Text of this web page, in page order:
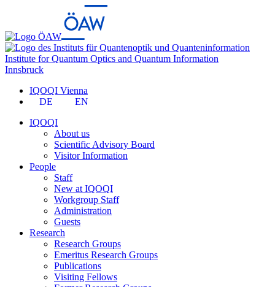
Institute for Quantum Optics and Quantum Information
Innsbruck
IQOQI Vienna
DE
EN
IQOQI
About us
Scientific Advisory Board
Visitor Information
People
Staff
New at IQOQI
Workgroup Staff
Administration
Guests
Research
Research Groups
Emeritus Research Groups
Publications
Visiting Fellows